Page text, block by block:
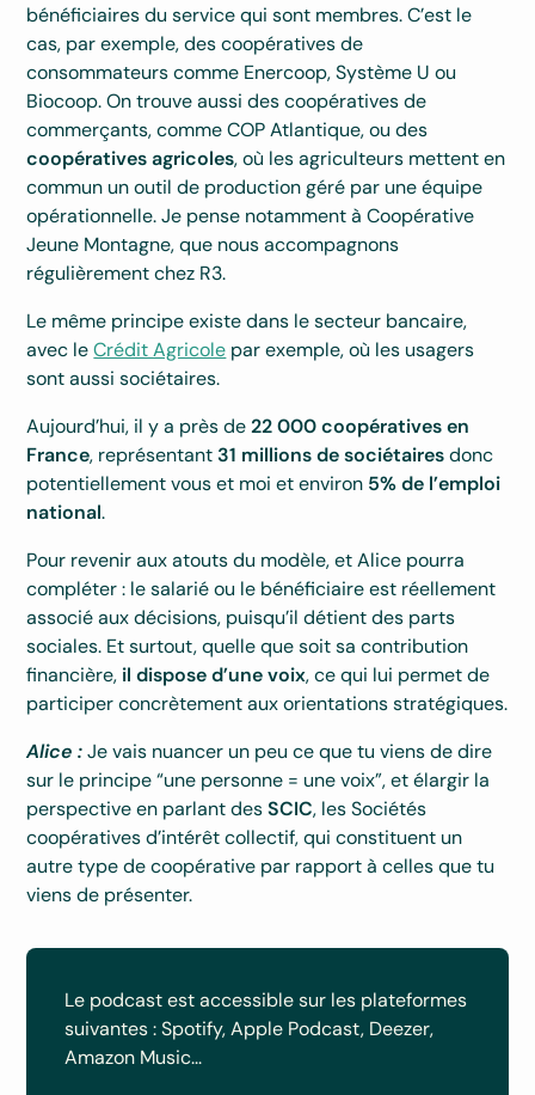
bénéficiaires du service qui sont membres. C’est le
cas, par exemple, des coopératives de
consommateurs comme Enercoop, Système U ou
Biocoop. On trouve aussi des coopératives de
commerçants, comme COP Atlantique, ou des
coopératives agricoles, où les agriculteurs mettent en
commun un outil de production géré par une équipe
opérationnelle. Je pense notamment à Coopérative
Jeune Montagne, que nous accompagnons
régulièrement chez R3.
Le même principe existe dans le secteur bancaire,
avec leCrédit Agricole par exemple, où les usagers
sont aussi sociétaires.
Aujourd’hui, il y a près de22 000 coopératives en
France, représentant 31 millions de sociétairesdonc
potentiellement vous et moi et environ 5% de l’emploi
national.
Pour revenir aux atouts du modèle, et Alice pourra
compléter : le salarié ou le bénéficiaire est réellement
associé aux décisions, puisqu’il détient des parts
sociales. Et surtout, quelle que soit sa contribution
financière, il dispose d’une voix, ce qui lui permet de
participer concrètement aux orientations stratégiques.
Alice :Je vais nuancer un peu ce que tu viens de dire
sur le principe “une personne = une voix”, et élargir la
perspective en parlant desSCIC, les Sociétés
coopératives d’intérêt collectif, qui constituent un
autre type de coopérative par rapport à celles que tu
viens de présenter.
Le podcast est accessible sur les plateformes
suivantes : Spotify, Apple Podcast, Deezer,
Amazon Music...